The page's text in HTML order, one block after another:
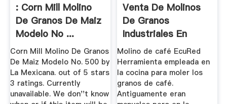
: Corn Mill Molino
De Granos De Maiz
Modelo No ...
Corn Mill Molino De Granos
De Maiz Modelo No. 500 by
La Mexicana. out of 5 stars
3 ratings. Currently
unavailable. We don''t know
Venta De Molinos
De Granos
Industriales En
PeruXSM ...
Molino de café EcuRed
Herramienta empleada en
la cocina para moler los
granos de café.
Antiguamente eran